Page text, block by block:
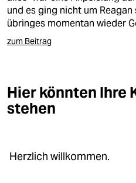
nord
wahrheit
verlag
veranstaltungen
fragen & hilfe
und es ging nicht um
übringes momentan wieder
zum Beitrag
Hier könnten Ihre
stehen
Herzlich willkommen.